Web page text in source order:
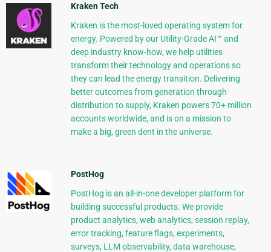
Kraken Tech
Kraken is the most-loved operating system for
energy. Powered by our Utility-Grade AI™ and
deep industry know-how, we help utilities
transform their technology and operations so
they can lead the energy transition. Delivering
better outcomes from generation through
distribution to supply, Kraken powers 70+ million
accounts worldwide, and is on a mission to
make a big, green dent in the universe.
PostHog
PostHog is an all-in-one developer platform for
building successful products. We provide
product analytics, web analytics, session replay,
error tracking, feature flags, experiments,
surveys, LLM observability, data warehouse,